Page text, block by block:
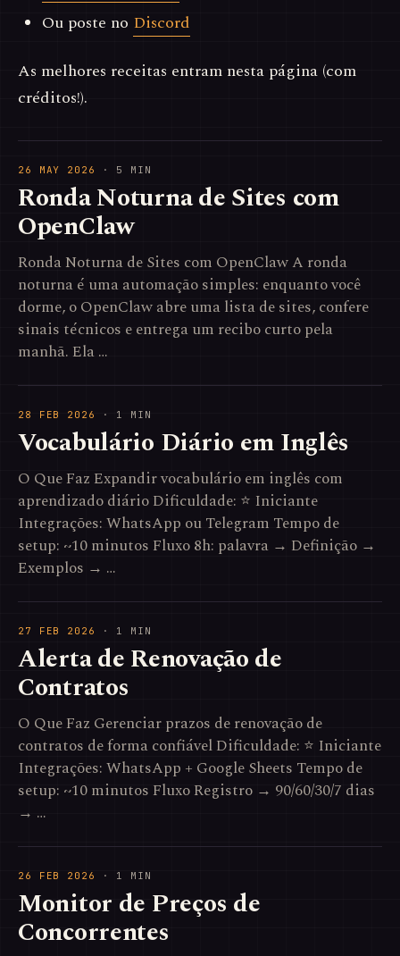
Ou poste no Discord
As melhores receitas entram nesta página (com
créditos!).
26 MAY 2026 · 5 MIN
Ronda Noturna de Sites com
OpenClaw
Ronda Noturna de Sites com OpenClaw A ronda
noturna é uma automação simples: enquanto você
dorme, o OpenClaw abre uma lista de sites, confere
sinais técnicos e entrega um recibo curto pela
manhã. Ela …
28 FEB 2026 · 1 MIN
Vocabulário Diário em Inglês
O Que Faz Expandir vocabulário em inglês com
aprendizado diário Dificuldade: ⭐ Iniciante
Integrações: WhatsApp ou Telegram Tempo de
setup: ~10 minutos Fluxo 8h: palavra → Definição →
Exemplos → …
27 FEB 2026 · 1 MIN
Alerta de Renovação de
Contratos
O Que Faz Gerenciar prazos de renovação de
contratos de forma confiável Dificuldade: ⭐ Iniciante
Integrações: WhatsApp + Google Sheets Tempo de
setup: ~10 minutos Fluxo Registro → 90/60/30/7 dias
→ …
26 FEB 2026 · 1 MIN
Monitor de Preços de
Concorrentes